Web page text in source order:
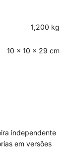
1,200 kg
10 × 10 × 29 cm
independente
em versões